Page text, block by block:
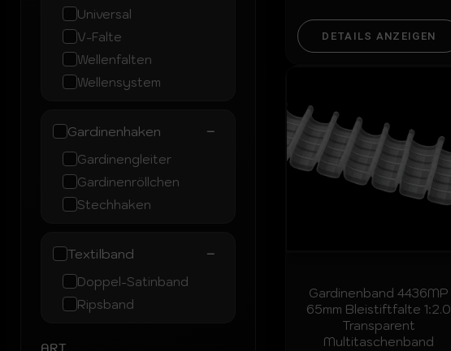
Universal
V-Falte
Wellenfalten
Wellensystem
Gardinenhaken −
Gardinengleiter
Gardinenröllchen
Stechhaken
Textilband −
Doppel-Satinband
Ripsband
ART
DETAILS ANZEIGEN
Gardinenband 4436MP
65mm Bleistiftfalte 1:2.0
Transparent
Multitaschenband